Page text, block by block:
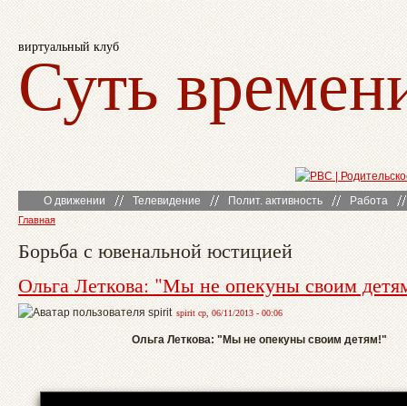
виртуальный клуб
Суть
О движении Телевидение Полит. активность Работа
Главная
Борьба с ювенальной юстицией
Ольга Леткова: "Мы не опекуны своим
spirit ср, 06/11/2013 - 00:06
Ольга Леткова: "Мы не опекуны своим детям!"